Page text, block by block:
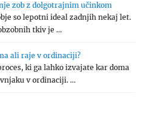
zob z dolgotrajnim učinkom
so lepotni ideal zadnjih nekaj let.
tkiv je …
ali raje v ordinaciji?
ki ga lahko izvajate kar doma
v ordinaciji. …